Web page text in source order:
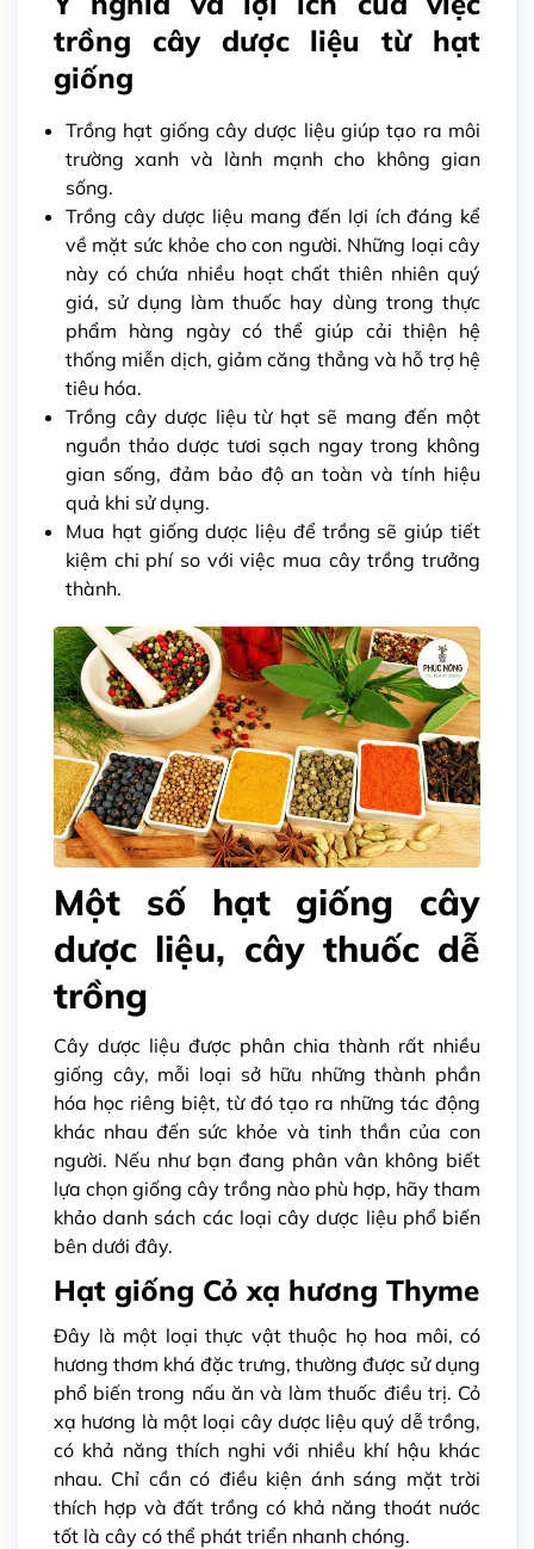
trồng cây dược liệu từ hạt
giống
Trồng hạt giống cây dược liệu giúp tạo ra môi
trường xanh và lành mạnh cho không gian
sống.
Trồng cây dược liệu mang đến lợi ích đáng kể
về mặt sức khỏe cho con người. Những loại cây
này có chứa nhiều hoạt chất thiên nhiên quý
giá, sử dụng làm thuốc hay dùng trong thực
phẩm hàng ngày có thể giúp cải thiện hệ
thống miễn dịch, giảm căng thẳng và hỗ trợ hệ
tiêu hóa.
Trồng cây dược liệu từ hạt sẽ mang đến một
nguồn thảo dược tươi sạch ngay trong không
gian sống, đảm bảo độ an toàn và tính hiệu
quả khi sử dụng.
Mua hạt giống dược liệu để trồng sẽ giúp tiết
kiệm chi phí so với việc mua cây trồng trưởng
thành.
Một số hạt giống cây
dược liệu, cây thuốc dễ
trồng
Cây dược liệu được phân chia thành rất nhiều
giống cây, mỗi loại sở hữu những thành phần
hóa học riêng biệt, từ đó tạo ra những tác động
khác nhau đến sức khỏe và tinh thần của con
người. Nếu như bạn đang phân vân không biết
lựa chọn giống cây trồng nào phù hợp, hãy tham
khảo danh sách các loại cây dược liệu phổ biến
bên dưới đây.
Hạt giống Cỏ xạ hương Thyme
Đây là một loại thực vật thuộc họ hoa môi, có
hương thơm khá đặc trưng, thường được sử dụng
phổ biến trong nấu ăn và làm thuốc điều trị. Cỏ
xạ hương là một loại cây dược liệu quý dễ trồng,
có khả năng thích nghi với nhiều khí hậu khác
nhau. Chỉ cần có điều kiện ánh sáng mặt trời
thích hợp và đất trồng có khả năng thoát nước
tốt là cây có thể phát triển nhanh chóng.